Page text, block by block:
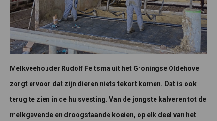
Melkveehouder Rudolf Feitsma uit het Groningse Oldehove
zorgt ervoor dat zijn dieren niets tekort komen. Dat is ook
terug te zien in de huisvesting. Van de jongste kalveren tot de
melkgevende en droogstaande koeien, op elk deel van het